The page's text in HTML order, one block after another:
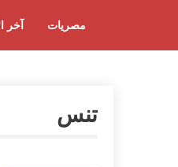
آخر مصريات
تنس